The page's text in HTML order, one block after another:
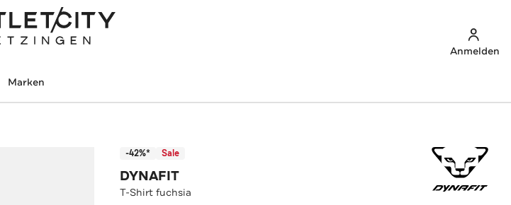
Anmelden
Marken
-42%* Sale
DYNAFIT
T-Shirt fuchsia